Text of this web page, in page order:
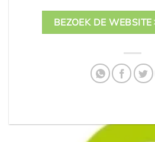
BEZOEK DE WEBSITE